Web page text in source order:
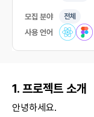
모집 분야 전체
사용 언어
1. 프로젝트 소개
안녕하세요.